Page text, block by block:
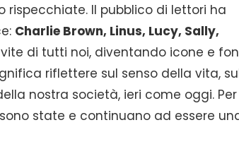
rispecchiate. Il pubblico di lettori ha
Charlie Brown, Linus, Lucy, Sally,
di tutti noi, diventando icone e
riflettere sul senso della vita,
nostra società, ieri come oggi. Per
state e continuano ad essere